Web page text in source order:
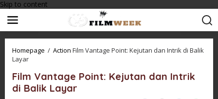
Skip to content
Homepage / Action Film Vantage Point: Kejutan dan Intrik di Balik
Layar
Film Vantage Point: Kejutan dan Intrik
di Balik Layar